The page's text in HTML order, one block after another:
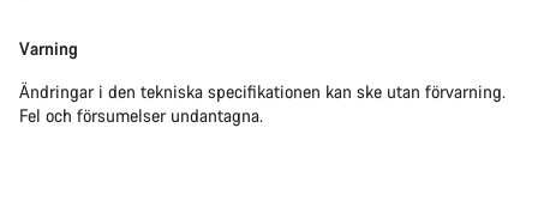
Varning
Ändringar i den tekniska specifikationen kan ske utan förvarning.
Fel och försumelser undantagna.